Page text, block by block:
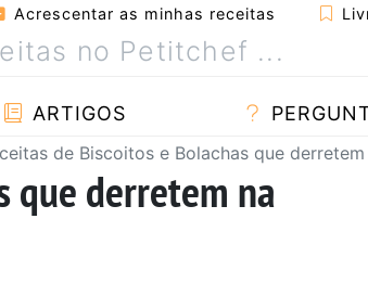
Acrescentar as minhas receitas
ARTIGOS
de Biscoitos e Bolachas que
que derretem na